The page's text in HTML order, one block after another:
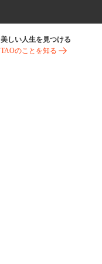
美しい人生を見つける
TAOのことを知る